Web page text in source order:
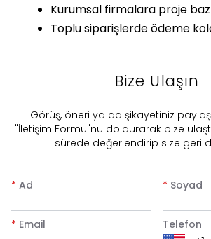
Kurumsal firmalara proje
Toplu siparişlerde ödeme
Bize Ulaşın
​Görüş, öneri ya da şikayetiniz
"İletişim Formu"nu doldurarak bize
sürede değerlendirip size geri
* Ad * Soyad
* Email Telefon